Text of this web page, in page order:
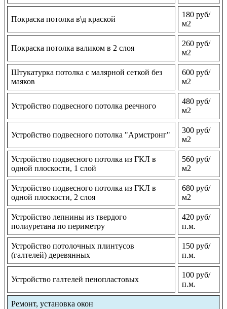
Покраска потолка в\д краской
180 руб/
м2
Покраска потолка валиком в 2 слоя
260 руб/
м2
Штукатурка потолка с малярной сеткой без
маяков
600 руб/
м2
Устройство подвесного потолка реечного
480 руб/
м2
Устройство подвесного потолка "Армстронг"
300 руб/
м2
Устройство подвесного потолка из ГКЛ в
одной плоскости, 1 слой
560 руб/
м2
Устройство подвесного потолка из ГКЛ в
одной плоскости, 2 слоя
680 руб/
м2
Устройство лепнины из твердого
полиуретана по периметру
420 руб/
п.м.
Устройство потолочных плинтусов
(галтелей) деревянных
150 руб/
п.м.
Устройство галтелей пенопластовых
100 руб/
п.м.
Ремонт, установка окон